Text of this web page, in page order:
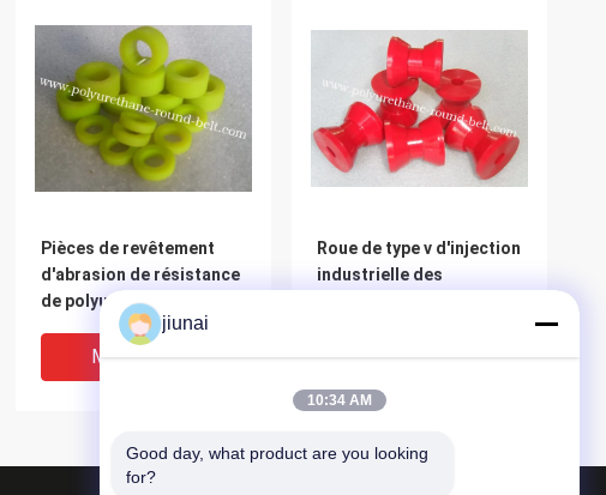
Pièces de revêtement
d'abrasion de résistance
de polyuréthane
industriel d'unité
centrale, pièces de
polyuréthane
Meilleur Prix
Roue de type v d'injection
industrielle des
polyuréthane de couleur
Meilleur Prix
jiunai
10:34 AM
Good day, what product are you looking
for?